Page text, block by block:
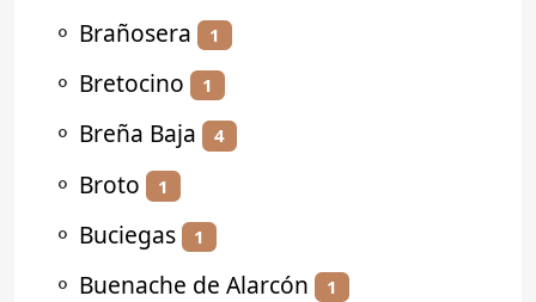
⚬ Brañosera 1
⚬ Bretocino 1
⚬ Breña Baja 4
⚬ Broto 1
⚬ Buciegas 1
⚬ Buenache de Alarcón 1